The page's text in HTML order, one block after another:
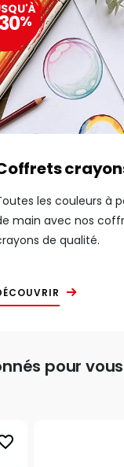
les couleurs à
main avec nos
de qualité.
30%
pour vous